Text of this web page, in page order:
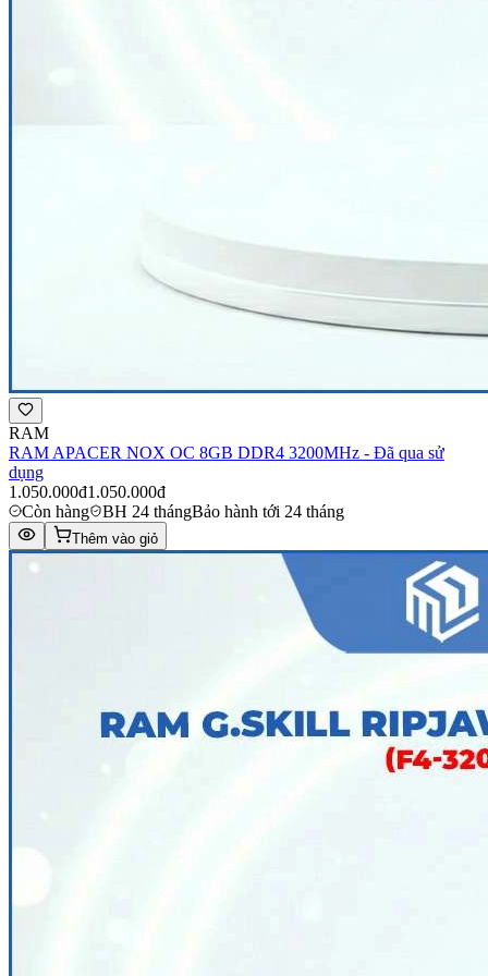
RAM
RAM APACER NOX OC 8GB DDR4 3200MHz - Đã qua sử
dụng
1.050.000đ1.050.000đ
Còn hàng
BH 24 thángBảo hành tới 24 tháng
Thêm vào giỏ